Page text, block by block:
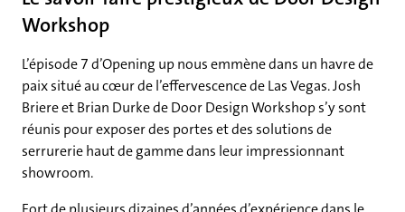
Workshop
L’épisode 7 d’Opening up nous emmène dans un havre de
paix situé au cœur de l’effervescence de Las Vegas. Josh
Briere et Brian Durke de Door Design Workshop s’y sont
réunis pour exposer des portes et des solutions de
serrurerie haut de gamme dans leur impressionnant
showroom.